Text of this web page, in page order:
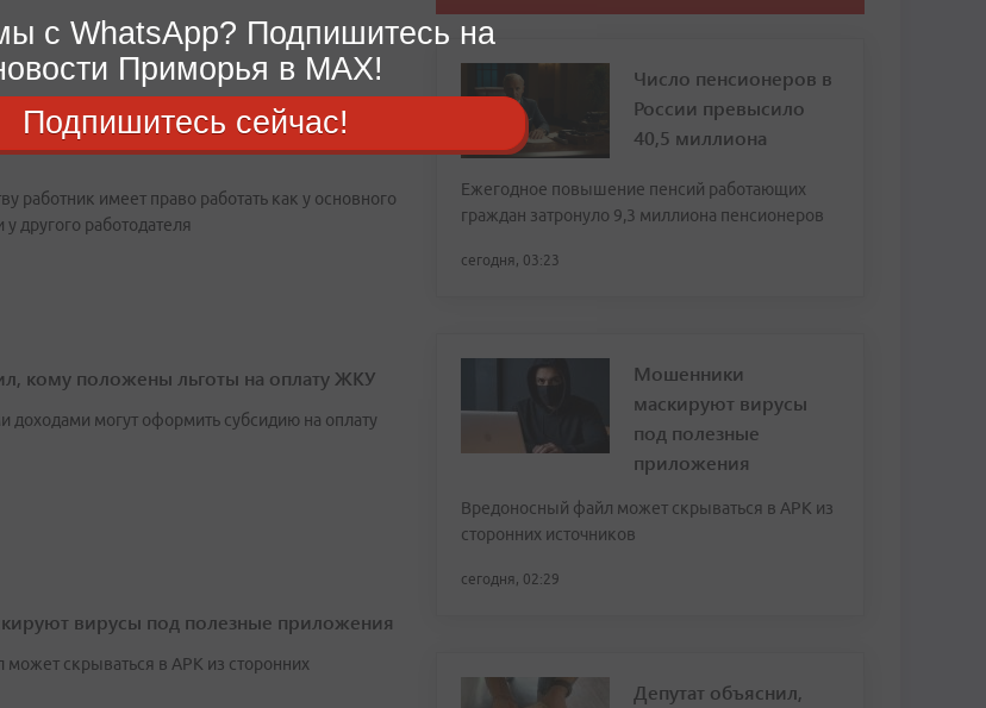
обязан сообщить о подработке: ответ
работник имеет право работать как у основного
у другого работодателя
кому положены льготы на оплату ЖКУ
доходами могут оформить субсидию на оплату
вирусы под полезные приложения
скрываться в APK из сторонних
Число пенсионеров в
России превысило
40,5 миллиона
Ежегодное повышение пенсий работающих
граждан затронуло 9,3 миллиона пенсионеров
сегодня, 03:23
Мошенники
маскируют вирусы
под полезные
приложения
Вредоносный файл может скрываться в APK из
сторонних источников
сегодня, 02:29
Депутат объяснил,
с WhatsApp? Подпишитесь на
Приморья в MAX!
Подпишитесь сейчас!